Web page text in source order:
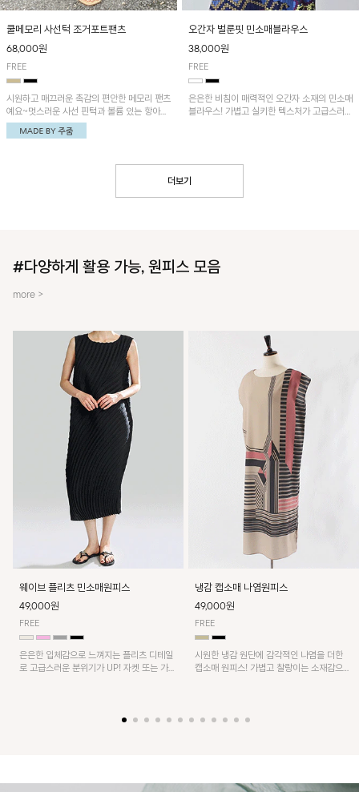
쿨메모리 사선턱 조거포트팬츠
68,000원
FREE
시원하고 매끄러운 촉감의 편안한 메모리 팬츠
예요~멋스러운 사선 핀턱과 볼륨 있는 항아리
핏이 유니크한 아이템!
오간자 벌룬핏 민소매블라우스
38,000원
FREE
은은한 비침이 매력적인 오간자 소재의 민소매
블라우스! 가볍고 실키한 텍스처가 고급스러운
더보기
#다양하게 활용 가능, 원피스 모음
more >
웨이브 플리츠 민소매원피스
49,000원
FREE
은은한 입체감으로 느껴지는 플리츠 디테일
로 고급스러운 분위기가 UP! 자켓 또는 가디
냉감 캡소매 나염원피스
49,000원
FREE
시원한 냉감 원단에 감각적인 나염을 더한
캡소매 원피스! 가볍고 찰랑이는 소재감으로